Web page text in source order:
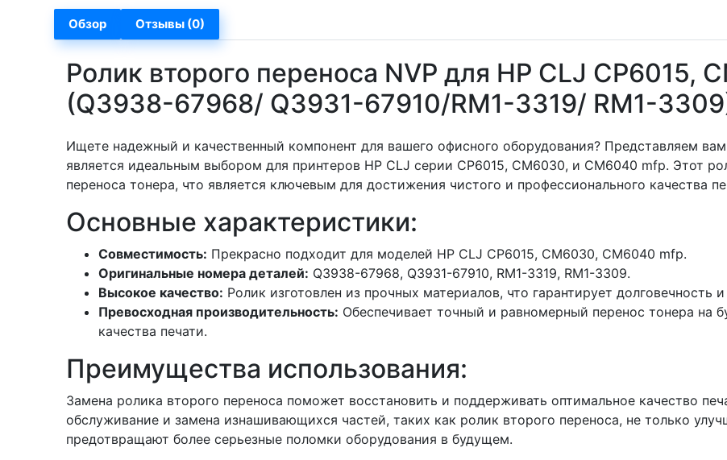
Обзор Отзывы (0)
Ролик второго переноса NVP для HP CLJ CP6015,
(Q3938-67968/ Q3931-67910/RM1-3319/ RM1-
Ищете надежный и качественный компонент для вашего офисного оборудования? Представляем вам
является идеальным выбором для принтеров HP CLJ серии CP6015, CM6030, и CM6040 mfp. Этот
переноса тонера, что является ключевым для достижения чистого и профессионального качества
Основные характеристики:
Совместимость: Прекрасно подходит для моделей HP CLJ CP6015, CM6030, CM6040 mfp.
Оригинальные номера деталей: Q3938-67968, Q3931-67910, RM1-3319, RM1-3309.
Высокое качество: Ролик изготовлен из прочных материалов, что гарантирует долговечность
Превосходная производительность: Обеспечивает точный и равномерный перенос тонера на
качества печати.
Преимущества использования:
Замена ролика второго переноса поможет восстановить и поддерживать оптимальное качество
обслуживание и замена изнашивающихся частей, таких как ролик второго переноса, не только
предотвращают более серьезные поломки оборудования в будущем.